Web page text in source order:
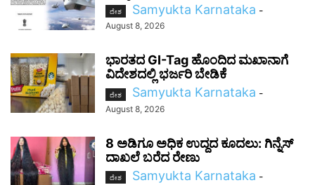
ದೇಶ Samyukta Karnataka -
August 8, 2026
ಭಾರತದ GI-Tag ಹೊಂದಿದ ಮಖಾನಾಗೆ
ವಿದೇಶದಲ್ಲಿ ಭರ್ಜರಿ ಬೇಡಿಕೆ
ದೇಶ Samyukta Karnataka -
August 8, 2026
8 ಅಡಿಗೂ ಅಧಿಕ ಉದ್ದದ ಕೂದಲು: ಗಿನ್ನೆಸ್
ದಾಖಲೆ ಬರೆದ ರೇಣು
ದೇಶ Samyukta Karnataka -